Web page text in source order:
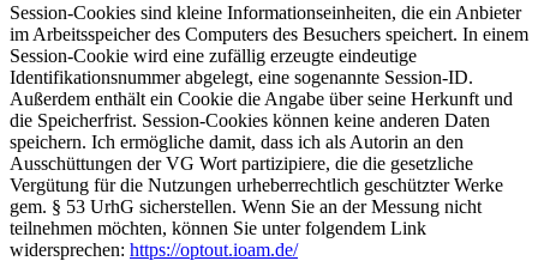
Session-Cookies sind kleine Informationseinheiten, die ein Anbieter
im Arbeitsspeicher des Computers des Besuchers speichert. In einem
Session-Cookie wird eine zufällig erzeugte eindeutige
Identifikationsnummer abgelegt, eine sogenannte Session-ID.
Außerdem enthält ein Cookie die Angabe über seine Herkunft und
die Speicherfrist. Session-Cookies können keine anderen Daten
speichern. Ich ermögliche damit, dass ich als Autorin an den
Ausschüttungen der VG Wort partizipiere, die die gesetzliche
Vergütung für die Nutzungen urheberrechtlich geschützter Werke
gem. § 53 UrhG sicherstellen. Wenn Sie an der Messung nicht
teilnehmen möchten, können Sie unter folgendem Link
widersprechen: https://optout.ioam.de/